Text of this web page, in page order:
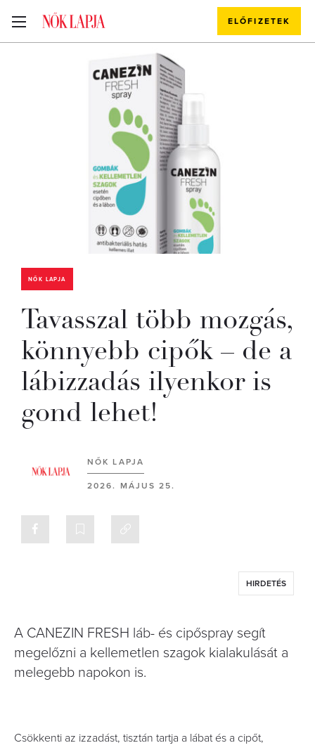
ELŐFIZETEK
NŐK LAPJA
Tavasszal több mozgás,
könnyebb cipők – de a
lábizzadás ilyenkor is
gond lehet!
NŐK LAPJA
2026. MÁJUS 25.
HIRDETÉS
A CANEZIN FRESH láb- és cipőspray segít
megelőzni a kellemetlen szagok kialakulását a
melegebb napokon is.
Csökkenti az izzadást, tisztán tartja a lábat és a cipőt,